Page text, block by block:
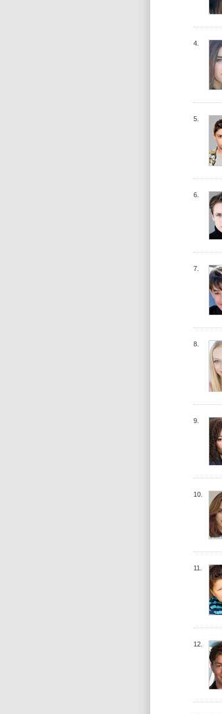
4.
5.
6.
7.
8.
9.
10.
11.
12.